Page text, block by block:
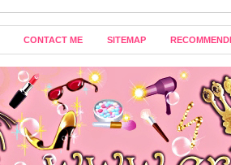
CONTACT ME SITEMAP